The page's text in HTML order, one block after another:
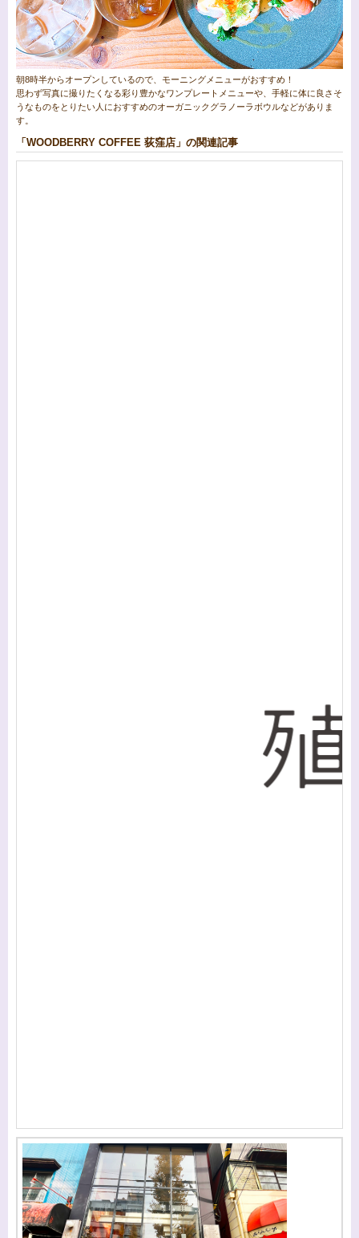
朝8時半からオープンしているので、モーニングメニューがおすすめ！
思わず写真に撮りたくなる彩り豊かなワンプレートメニューや、手軽に体に良さそ
うなものをとりたい人におすすめのオーガニックグラノーラボウルなどがありま
す。
「WOODBERRY COFFEE 荻窪店」の関連記事